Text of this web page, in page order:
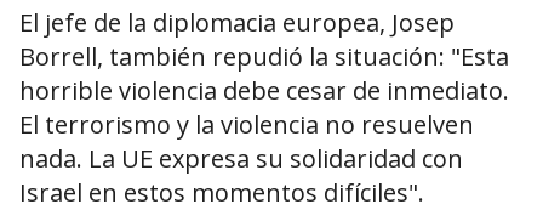
El jefe de la diplomacia europea, Josep
Borrell, también repudió la situación: "Esta
horrible violencia debe cesar de inmediato.
El terrorismo y la violencia no resuelven
nada. La UE expresa su solidaridad con
Israel en estos momentos difíciles".